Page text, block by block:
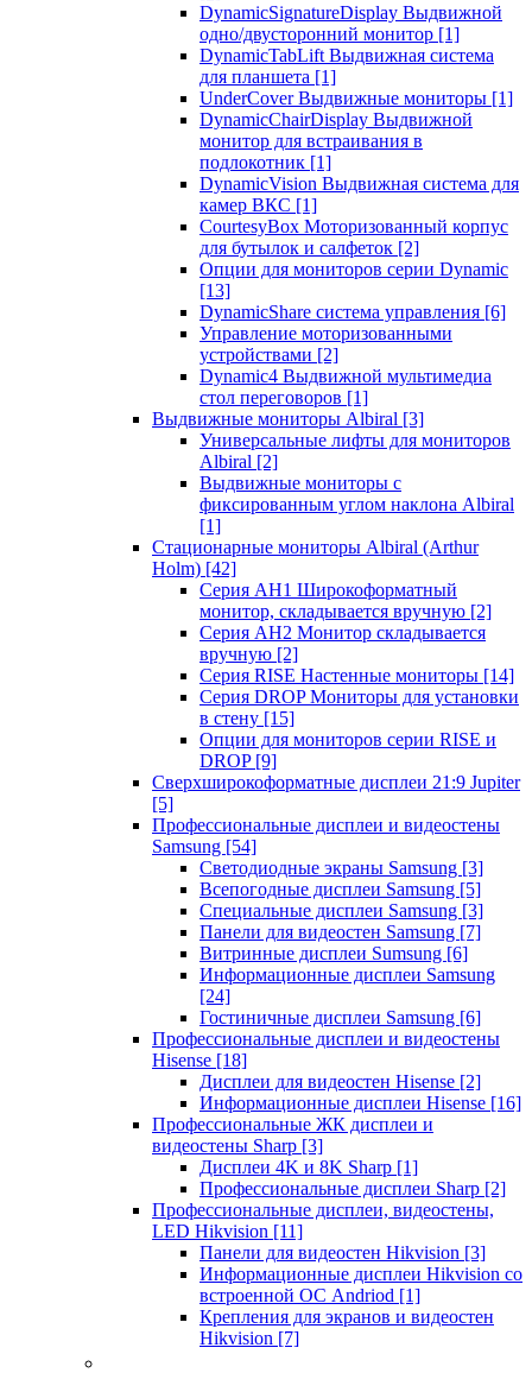
DynamicSignatureDisplay Выдвижной
одно/двусторонний монитор [1]
DynamicTabLift Выдвижная система
для планшета [1]
UnderCover Выдвижные мониторы [1]
DynamicChairDisplay Выдвижной
монитор для встраивания в
подлокотник [1]
DynamicVision Выдвижная система для
камер ВКС [1]
CourtesyBox Моторизованный корпус
для бутылок и салфеток [2]
Опции для мониторов серии Dynamic
[13]
DynamicShare система управления [6]
Управление моторизованными
устройствами [2]
Dynamic4 Выдвижной мультимедиа
стол переговоров [1]
Выдвижные мониторы Albiral [3]
Универсальные лифты для мониторов
Albiral [2]
Выдвижные мониторы с
фиксированным углом наклона Albiral
[1]
Стационарные мониторы Albiral (Arthur
Holm) [42]
Серия AH1 Широкоформатный
монитор, складывается вручную [2]
Серия AH2 Монитор складывается
вручную [2]
Серия RISE Настенные мониторы [14]
Серия DROP Мониторы для установки
в стену [15]
Опции для мониторов серии RISE и
DROP [9]
Сверхширокоформатные дисплеи 21:9 Jupiter
[5]
Профессиональные дисплеи и видеостены
Samsung [54]
Светодиодные экраны Samsung [3]
Всепогодные дисплеи Samsung [5]
Специальные дисплеи Samsung [3]
Панели для видеостен Samsung [7]
Витринные дисплеи Sumsung [6]
Информационные дисплеи Samsung
[24]
Гостиничные дисплеи Samsung [6]
Профессиональные дисплеи и видеостены
Hisense [18]
Дисплеи для видеостен Hisense [2]
Информационные дисплеи Hisense [16]
Профессиональные ЖК дисплеи и
видеостены Sharp [3]
Дисплеи 4K и 8K Sharp [1]
Профессиональные дисплеи Sharp [2]
Профессиональные дисплеи, видеостены,
LED Hikvision [11]
Панели для видеостен Hikvision [3]
Информационные дисплеи Hikvision со
встроенной ОС Andriod [1]
Крепления для экранов и видеостен
Hikvision [7]